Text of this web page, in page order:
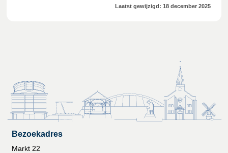
Laatst gewijzigd: 18 december 2025
Bezoekadres
Markt 22